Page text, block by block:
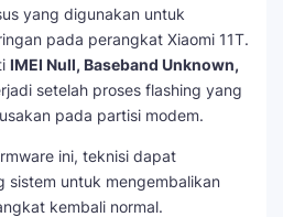
yang digunakan untuk
pada perangkat Xiaomi 11T.
IMEI Null, Baseband Unknown,
setelah proses flashing yang
pada partisi modem.
ini, teknisi dapat
sistem untuk mengembalikan
kembali normal.